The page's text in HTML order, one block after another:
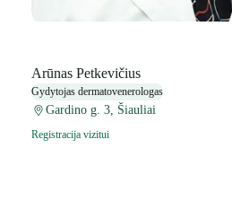
Arūnas Petkevičius
Gydytojas dermatovenerologas
Gardino g. 3, Šiauliai
Registracija vizitui